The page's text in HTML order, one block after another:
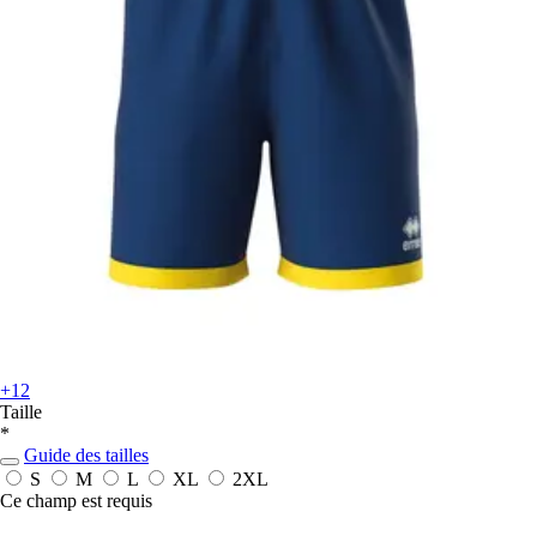
+12
Taille
*
Guide des tailles
S
M L XL
2XL
Ce champ est requis